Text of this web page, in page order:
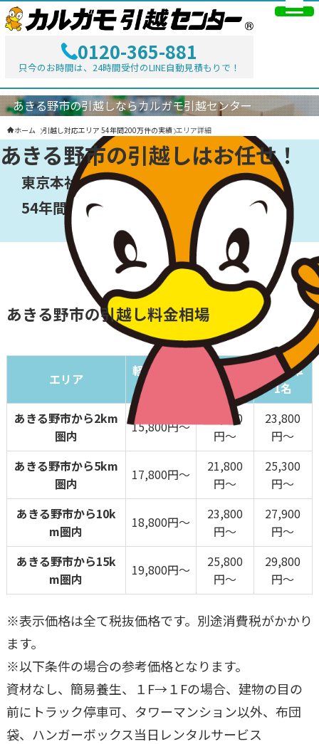
0120-365-881
只今のお時間は、24時間受付のLINE自動見積もりで！
LINE
あきる野市の引越しならカルガモ引越センター
ホーム 引越し対応エリア 54年間200万件の実績 エリア詳細
あきる野市の引越しはお任せ！
東京本社のカルガモ引越センター！
54年間200万件の実績
あきる野市の引越し料金相場
エリア
軽トラック
2トン車
1名
2トン車
1名
あきる野市から2km
圏内
15,800円～
19,800
円～
23,800
円～
あきる野市から5km
圏内
17,800円～
21,800
円～
25,300
円～
あきる野市から10k
m圏内
18,800円～
23,800
円～
27,900
円～
あきる野市から15k
m圏内
19,800円～
25,800
円～
29,800
円～
※表示価格は全て税抜価格です。別途消費税がかかり
ます。
※以下条件の場合の参考価格となります。
資材なし、簡易養生、１F→１Fの場合、建物の目の
前にトラック停車可、タワーマンション以外、布団
袋、ハンガーボックス当日レンタルサービス